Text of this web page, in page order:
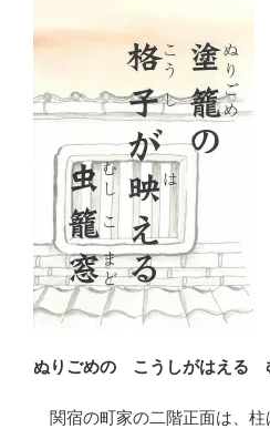
ぬりごめの こうしがはえる
関宿の町家の二階正面は、柱